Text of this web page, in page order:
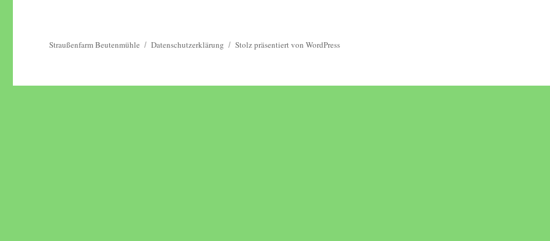
Straußenfarm Beutenmühle Datenschutzerklärung Stolz präsentiert von WordPress